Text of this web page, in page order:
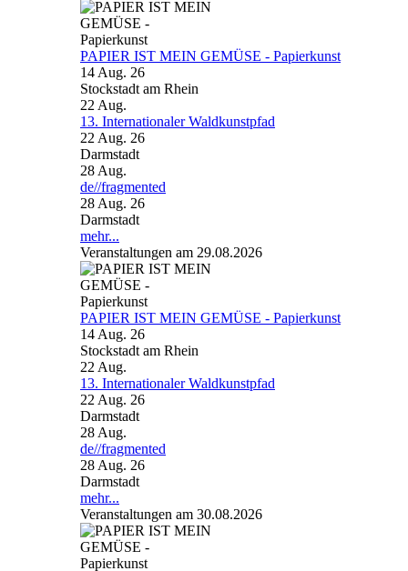
PAPIER IST MEIN GEMÜSE - Papierkunst
14 Aug. 26
Stockstadt am Rhein
22 Aug.
13. Internationaler Waldkunstpfad
22 Aug. 26
Darmstadt
28 Aug.
de//fragmented
28 Aug. 26
Darmstadt
mehr...
Veranstaltungen am 29.08.2026
PAPIER IST MEIN GEMÜSE - Papierkunst
14 Aug. 26
Stockstadt am Rhein
22 Aug.
13. Internationaler Waldkunstpfad
22 Aug. 26
Darmstadt
28 Aug.
de//fragmented
28 Aug. 26
Darmstadt
mehr...
Veranstaltungen am 30.08.2026